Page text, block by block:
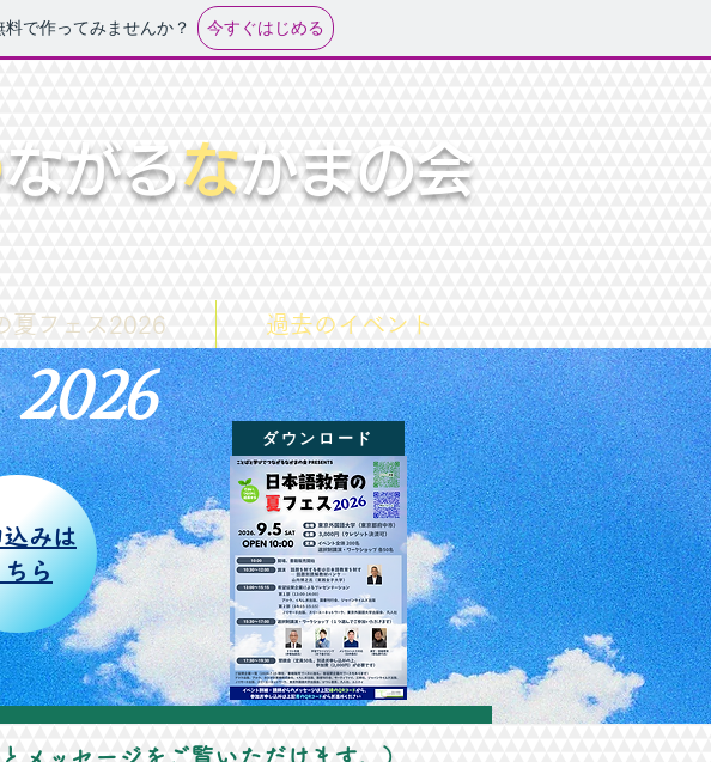
で作ってみませんか？ 今すぐはじめる
ながるなかまの会
夏フェス2026 過去のイベント
2026 ダウンロード
込みは
ちら
メッセージをご覧いただけます。）